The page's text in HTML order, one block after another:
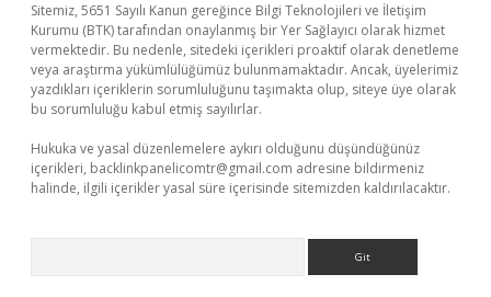
Sitemiz, 5651 Sayılı Kanun gereğince Bilgi Teknolojileri ve İletişim
Kurumu (BTK) tarafından onaylanmış bir Yer Sağlayıcı olarak hizmet
vermektedir. Bu nedenle, sitedeki içerikleri proaktif olarak denetleme
veya araştırma yükümlülüğümüz bulunmamaktadır. Ancak, üyelerimiz
yazdıkları içeriklerin sorumluluğunu taşımakta olup, siteye üye olarak
bu sorumluluğu kabul etmiş sayılırlar.
Hukuka ve yasal düzenlemelere aykırı olduğunu düşündüğünüz
içerikleri, backlinkpanelicomtr@gmail.com adresine bildirmeniz
halinde, ilgili içerikler yasal süre içerisinde sitemizden kaldırılacaktır.